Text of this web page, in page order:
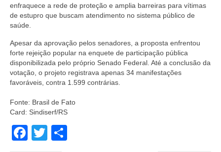
enfraquece a rede de proteção e amplia barreiras para vítimas
de estupro que buscam atendimento no sistema público de
saúde.
Apesar da aprovação pelos senadores, a proposta enfrentou
forte rejeição popular na enquete de participação pública
disponibilizada pelo próprio Senado Federal. Até a conclusão da
votação, o projeto registrava apenas 34 manifestações
favoráveis, contra 1.599 contrárias.
Fonte: Brasil de Fato
Card: Sindiserf/RS
Facebook
Twitter